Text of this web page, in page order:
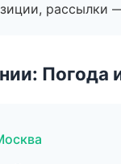
рассылки
Погода